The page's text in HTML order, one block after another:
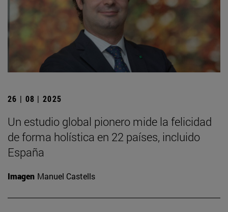
26 | 08 | 2025
Un estudio global pionero mide la felicidad
de forma holística en 22 países, incluido
España
Imagen Manuel Castells